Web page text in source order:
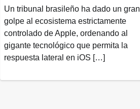
Un tribunal brasileño ha dado un gran
golpe al ecosistema estrictamente
controlado de Apple, ordenando al
gigante tecnológico que permita la
respuesta lateral en iOS […]